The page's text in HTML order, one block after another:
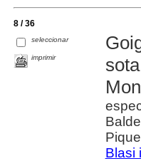
8 / 36
seleccionar
imprimir
Blasi